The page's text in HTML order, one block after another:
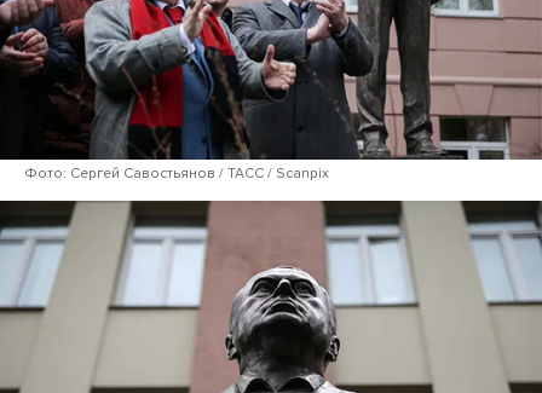
Фото: Сергей Савостьянов / ТАСС / Scanpix